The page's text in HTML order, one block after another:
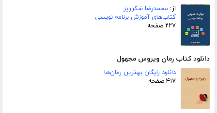
از: محمدرضا شکرریز
کتاب‌های آموزش برنامه نویسی
۲۲۷ صفحه
دانلود کتاب رمان ویروس مجهول
دانلود رایگان بهترین رمان‌ها
۴۱۷ صفحه